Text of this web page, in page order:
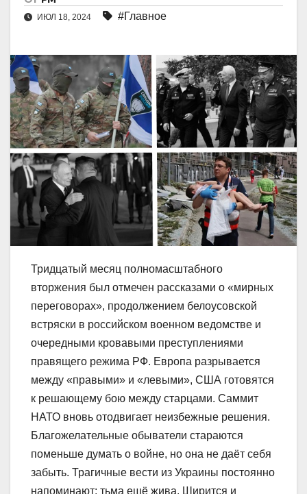
ИЮЛ 18, 2024 #Главное
Тридцатый месяц полномасштабного
вторжения был отмечен рассказами о «мирных
переговорах», продолжением белоусовской
встряски в российском военном ведомстве и
очередными кровавыми преступлениями
правящего режима РФ. Европа разрывается
между «правыми» и «левыми», США готовятся
к решающему бою между старцами. Саммит
НАТО вновь отодвигает неизбежные решения.
Благожелательные обыватели стараются
поменьше думать о войне, но она не даёт себя
забыть. Трагичные вести из Украины постоянно
напоминают: тьма ещё жива. Ширится и